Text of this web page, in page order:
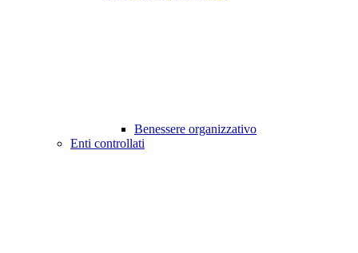
Benessere organizzativo
Enti controllati